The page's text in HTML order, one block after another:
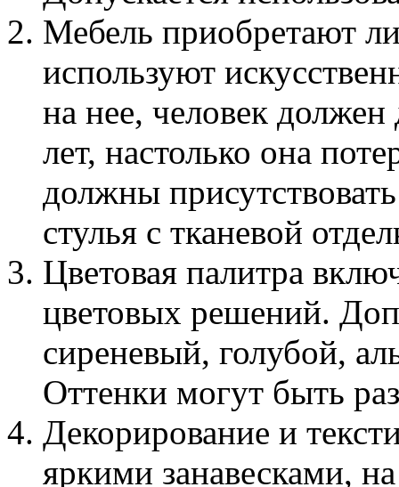
Мебель приобретают
используют
на нее, человек
лет, настолько она
должны
стулья с тканевой
Цветовая палитра
цветовых решений.
сиреневый, голубой,
Оттенки могут быть
Декорирование и
яркими занавесками,